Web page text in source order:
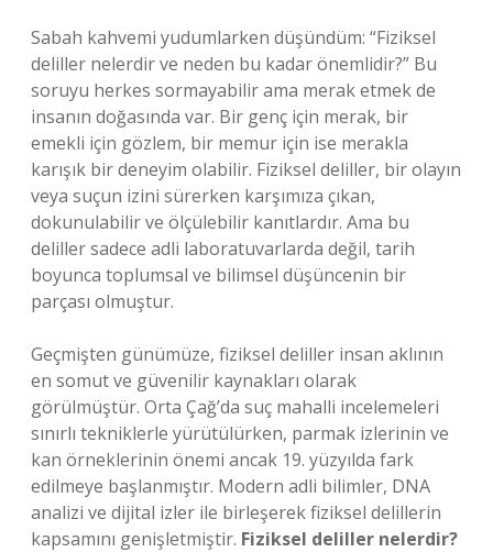
Sabah kahvemi yudumlarken düşündüm: “Fiziksel
deliller nelerdir ve neden bu kadar önemlidir?” Bu
soruyu herkes sormayabilir ama merak etmek de
insanın doğasında var. Bir genç için merak, bir
emekli için gözlem, bir memur için ise merakla
karışık bir deneyim olabilir. Fiziksel deliller, bir olayın
veya suçun izini sürerken karşımıza çıkan,
dokunulabilir ve ölçülebilir kanıtlardır. Ama bu
deliller sadece adli laboratuvarlarda değil, tarih
boyunca toplumsal ve bilimsel düşüncenin bir
parçası olmuştur.
Geçmişten günümüze, fiziksel deliller insan aklının
en somut ve güvenilir kaynakları olarak
görülmüştür. Orta Çağ’da suç mahalli incelemeleri
sınırlı tekniklerle yürütülürken, parmak izlerinin ve
kan örneklerinin önemi ancak 19. yüzyılda fark
edilmeye başlanmıştır. Modern adli bilimler, DNA
analizi ve dijital izler ile birleşerek fiziksel delillerin
kapsamını genişletmiştir. Fiziksel deliller nelerdir?